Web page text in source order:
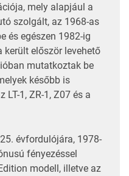
mely alapjául a
szolgált, az 1968-as
és egészen 1982-ig
került először levehető
mutatkoztak be
később is
1, ZR-1, Z07 és a
évfordulójára, 1978-
fényezéssel
modell, illetve az